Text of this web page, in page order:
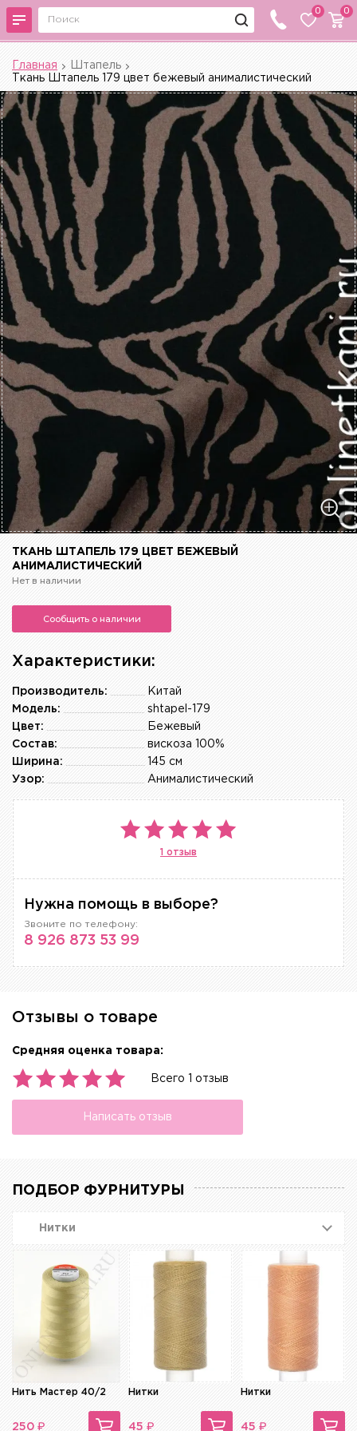
0 0
Главная
Штапель
Ткань Штапель 179 цвет бежевый анималистический
ТКАНЬ ШТАПЕЛЬ 179 ЦВЕТ БЕЖЕВЫЙ
АНИМАЛИСТИЧЕСКИЙ
Нет в наличии
Сообщить о наличии
Характеристики:
Китай
Производитель:
shtapel-179
Модель:
Бежевый
Цвет:
вискоза 100%
Состав:
145 см
Ширина:
Анималистический
Узор:
1 отзыв
Нужна помощь в выборе?
Звоните по телефону:
8 926 873 53 99
Отзывы о товаре
Средняя оценка товара:
Всего 1 отзыв
Написать отзыв
ПОДБОР ФУРНИТУРЫ
Нитки
Нить Мастер 40/2
250 ₽
Нитки
45 ₽
Нитки
45 ₽